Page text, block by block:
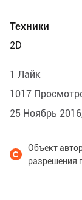
Техники
2D
1 Лайк
1017
25 Ноябрь
Объект
разрешения